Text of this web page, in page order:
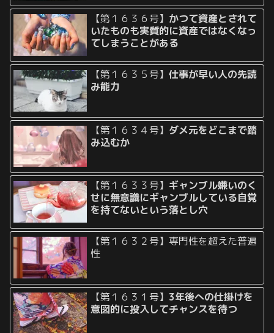
【第１６３６号】 かつて資産とされて
いたものも実質的に資産ではなくなっ
てしまうことがある
【第１６３５号】仕事が早い人の先読
み能力
【第１６３４号】 ダメ元をどこまで踏
み込むか
【第１６３３号】 ギャンブル嫌いのく
せに無意識にギャンブルしている自覚
を持てないという落とし穴
【第１６３２号】専門性を超えた普遍
性
【第１６３１号】 3年後への仕掛けを
意図的に投入してチャンスを待つ